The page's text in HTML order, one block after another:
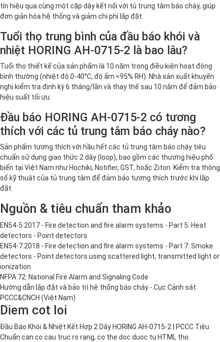
tín hiệu qua cùng một cặp dây kết nối với tủ trung tâm báo cháy, giúp
đơn giản hóa hệ thống và giảm chi phí lắp đặt.
Tuổi thọ trung bình của đầu báo khói và
nhiệt HORING AH-0715-2 là bao lâu?
Tuổi thọ thiết kế của sản phẩm là 10 năm trong điều kiện hoạt động
bình thường (nhiệt độ 0-40°C, độ ẩm <95% RH). Nhà sản xuất khuyến
nghị kiểm tra định kỳ 6 tháng/lần và thay thế sau 10 năm để đảm bảo
hiệu suất tối ưu.
Đầu báo HORING AH-0715-2 có tương
thích với các tủ trung tâm báo cháy nào?
Sản phẩm tương thích với hầu hết các tủ trung tâm báo cháy tiêu
chuẩn sử dụng giao thức 2 dây (loop), bao gồm các thương hiệu phổ
biến tại Việt Nam như Hochiki, Notifier, GST, hoặc Ziton. Kiểm tra thông
số kỹ thuật của tủ trung tâm để đảm bảo tương thích trước khi lắp
đặt.
Nguồn & tiêu chuẩn tham khảo
EN54-5:2017 - Fire detection and fire alarm systems - Part 5: Heat
detectors - Point detectors
EN54-7:2018 - Fire detection and fire alarm systems - Part 7: Smoke
detectors - Point detectors using scattered light, transmitted light or
ionization
NFPA 72: National Fire Alarm and Signaling Code
Hướng dẫn lắp đặt và bảo trì hệ thống báo cháy - Cục Cảnh sát
PCCC&CNCH (Việt Nam)
Diem cot loi
Đầu Báo Khói & Nhiệt Kết Hợp 2 Dây HORING AH-0715-2 | PCCC Tiêu
Chuẩn can co cau truc ro rang, co the doc duoc tu HTML tho.